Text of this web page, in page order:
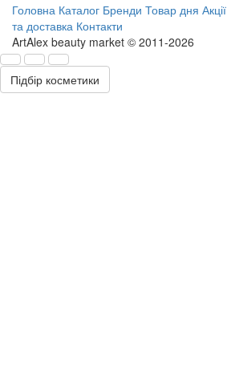
Головна Каталог Бренди Товар дня Акції
та доставка Контакти
ArtAlex beauty market © 2011-2026
Підбір косметики